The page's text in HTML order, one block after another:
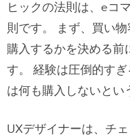
ヒックの法則は、eコ
則です。 まず、買い
購入するかを決める前
す。 経験は圧倒的す
は何も購入しないとい
UXデザイナーは、チ